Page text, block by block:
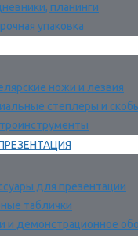
планинги
упаковка
ножи и лезвия
степлеры и
для презентации
таблички
и демонстрационное